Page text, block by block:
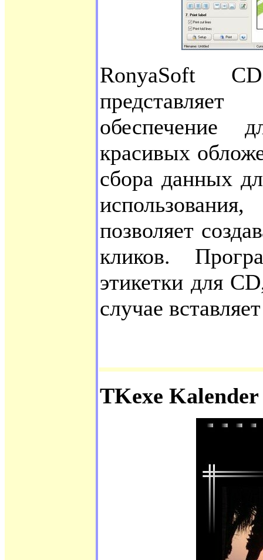
RonyaSoft
обеспечение
красивых
сбора данных
позволяет
кликов.
этикетки для
случае
TKexe Kalender